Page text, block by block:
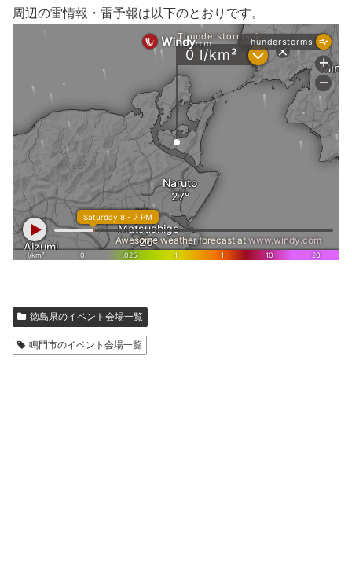
周辺の雷情報・雷予報は以下のとおりです。
徳島県のイベント会場一覧
鳴門市のイベント会場一覧